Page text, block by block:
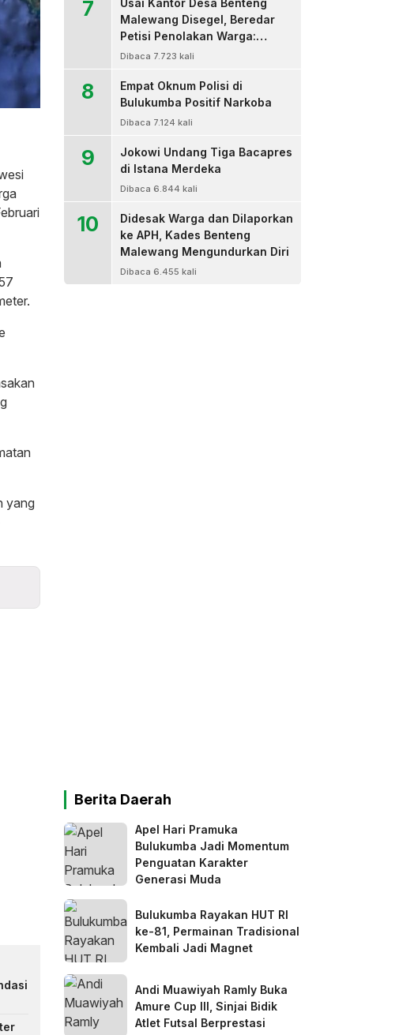
yang
7
Usai Kantor Desa Benteng
Malewang Disegel, Beredar
Petisi Penolakan Warga:
Sekretaris Hingga BPD Turut
Dibaca 7.723 kali
8
Empat Oknum Polisi di
Bulukumba Positif Narkoba
Dibaca 7.124 kali
9
Jokowi Undang Tiga Bacapres
di Istana Merdeka
Dibaca 6.844 kali
10
Didesak Warga dan Dilaporkan
ke APH, Kades Benteng
Malewang Mengundurkan Diri
Dibaca 6.455 kali
Berita Daerah
Apel Hari Pramuka
Bulukumba Jadi Momentum
Penguatan Karakter
Generasi Muda
Bulukumba Rayakan HUT RI
ke-81, Permainan Tradisional
Kembali Jadi Magnet
Andi Muawiyah Ramly Buka
Amure Cup III, Sinjai Bidik
Atlet Futsal Berprestasi